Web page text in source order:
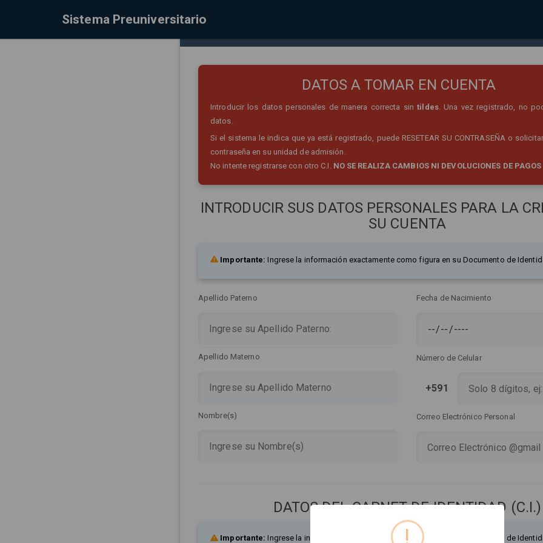
Sistema Preuniversitario
DATOS A TOMAR EN CUENTA
Introducir los datos personales de manera correcta sintildes. Una vez registrado, no
datos.
Si el sistema le indica que ya está registrado, puede RESETEAR SU CONTRASEÑA o
contraseña en su unidad de admisión.
No intente registrarse con otro C.I. NO SE REALIZA CAMBIOS NI DEVOLUCIONES DE
INTRODUCIR SUS DATOS PERSONALES PARA LA
SU CUENTA
Importante: Ingrese la información exactamente como figura en su Documento de
Apellido Paterno
Apellido Materno
Nombre(s)
Fecha de Nacimiento
Número de Celular
+591
Correo Electrónico Personal
DATOS DEL CARNET DE IDENTIDAD (C.I.)
Importante: Ingrese la información exactamente como figura en su Documento de
!